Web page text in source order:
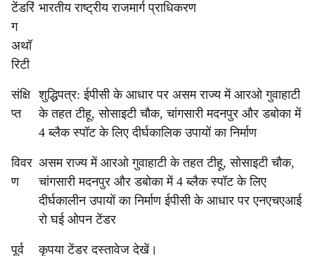
टेंडरिं
ग
अथॉ
रिटी
भारतीय राष्ट्रीय राजमार्ग प्राधिकरण
संक्षि
प्त
शुद्धिपत्र: ईपीसी के आधार पर असम राज्य में आरओ गुवाहाटी
के तहत टीहू, सोसाइटी चौक, चांगसारी मदनपुर और डबोका में
4 ब्लैक स्पॉट के लिए दीर्घकालिक उपायों का निर्माण
विवर
ण
असम राज्य में आरओ गुवाहाटी के तहत टीहू, सोसाइटी चौक,
चांगसारी मदनपुर और डबोका में 4 ब्लैक स्पॉट के लिए
दीर्घकालीन उपायों का निर्माण ईपीसी के आधार पर एनएचएआई
रो घई ओपन टेंडर
पूर्व
कृपया टेंडर दस्तावेज देखें।